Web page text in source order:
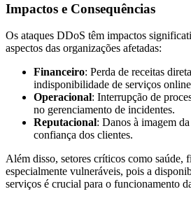
Impactos e Consequências
Os ataques DDoS têm impactos
aspectos das organizações afetadas:
Financeiro: Perda de receitas
indisponibilidade de serviços
Operacional: Interrupção de
no gerenciamento de incidentes.
Reputacional: Danos à imagem
confiança dos clientes.
Além disso, setores críticos como saúde,
especialmente vulneráveis, pois a
serviços é crucial para o funcionamento